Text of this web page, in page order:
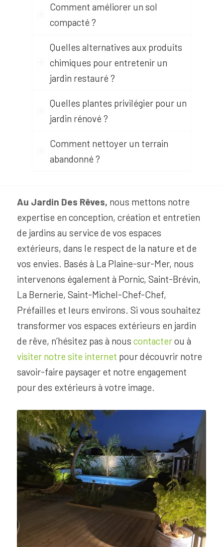
Comment améliorer un sol
compacté ?
Quelles alternatives aux produits
chimiques pour entretenir un
jardin restauré ?
Quelles plantes privilégier pour un
jardin rénové ?
Comment nettoyer un terrain
abandonné ?
Au Jardin Des Rêves, nous mettons notre
expertise en conception, création et entretien
de jardins au service de vos espaces
extérieurs, dans le respect de la nature et de
vos envies. Basés à La Plaine-sur-Mer, nous
intervenons également à Pornic, Saint-Brévin,
La Bernerie, Saint-Michel-Chef-Chef,
Préfailles et leurs environs. Si vous souhaitez
transformer vos espaces extérieurs en jardin
de rêve, n’hésitez pas à nous contacterou à
visiter notre site internet pour découvrir notre
savoir-faire paysager et notre engagement
pour des extérieurs à votre image.